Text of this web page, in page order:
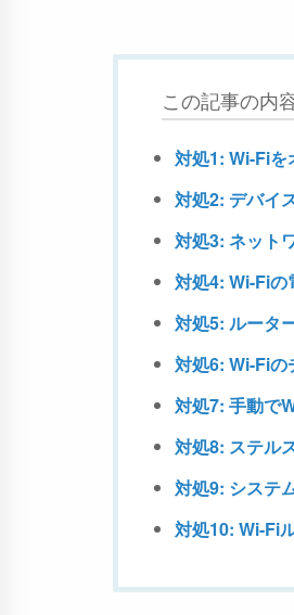
この記事の内
対処1: Wi-Fiを
対処2: デバイ
対処3: ネット
対処4: Wi-Fiの
対処5: ルータ
対処6: Wi-Fiの
対処7: 手動で
対処8: ステル
対処9: システ
対処10: Wi-Fi